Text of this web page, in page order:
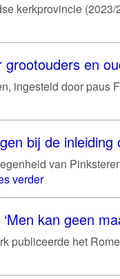
kerkprovincie
en
ingesteld door paus
bij de
van
verder
kan geen
publiceerde het